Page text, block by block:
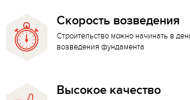
Скорость возведения
Строительство можно начинать в
возведения фундамента
Высокое качество